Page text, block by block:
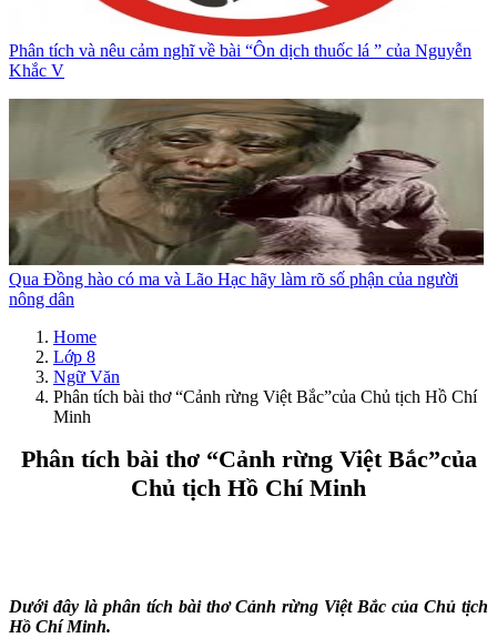
Phân tích và nêu cảm nghĩ về bài “Ôn dịch thuốc lá ” của Nguyễn
Khắc V
Qua Đồng hào có ma và Lão Hạc hãy làm rõ số phận của người
nông dân
Home
Lớp 8
Ngữ Văn
Phân tích bài thơ “Cảnh rừng Việt Bắc”của Chủ tịch Hồ Chí
Minh
Phân tích bài thơ “Cảnh rừng Việt Bắc”của
Chủ tịch Hồ Chí Minh
Dưới đây là phân tích bài thơ Cảnh rừng Việt Bắc của Chủ tịch
Hồ Chí Minh.